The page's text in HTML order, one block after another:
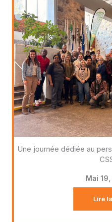
Une journée dédiée au
Mai
Lire